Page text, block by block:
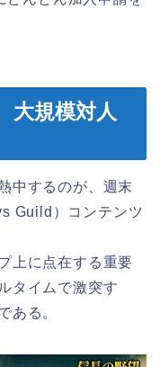
大規模対人
中するのが、週末
Guild）コンテンツ
上に点在する重要
タイムで激突す
ある。